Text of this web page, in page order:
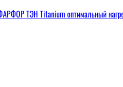
ТЭН Titanium оптимальный